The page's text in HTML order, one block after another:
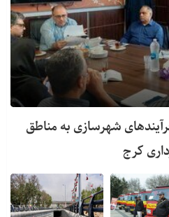
شهرسازی به مناطق
کرج